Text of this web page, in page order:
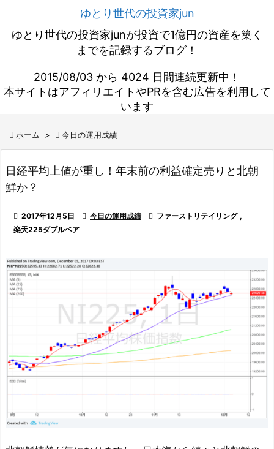
ゆとり世代の投資家jun
ゆとり世代の投資家junが投資で1億円の資産を築く
までを記録するブログ！
2015/08/03 から 4024 日間連続更新中！
本サイトはアフィリエイトやPRを含む広告を利用して
います
 ホーム >  今日の運用成績
日経平均上値が重し！年末前の利益確定売りと北朝
鮮か？
 2017年12月5日  今日の運用成績  ファーストリテイリング ,
楽天225ダブルベア